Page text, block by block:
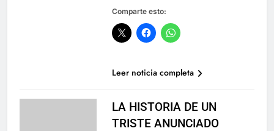
Comparte esto:
Leer noticia completa
LA HISTORIA DE UN
TRISTE ANUNCIADO